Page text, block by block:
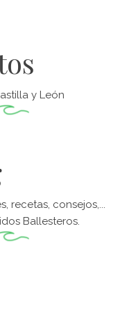
y León
recetas, consejos,...
Ballesteros.